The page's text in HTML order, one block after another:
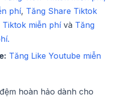
phí, Tăng Share Tiktok
Tiktok miễn phívà Tăng
Tăng Like Youtube miễn
hoàn hảo dành cho